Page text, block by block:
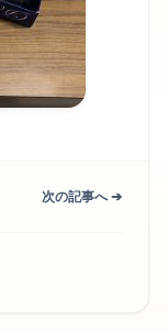
次の記事へ ➔